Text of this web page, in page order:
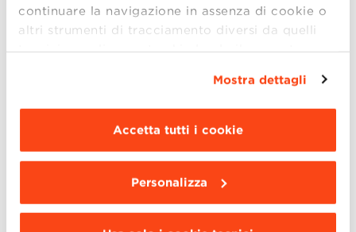
continuare la navigazione in assenza di cookie o
altri strumenti di tracciamento diversi da quelli
tecnici semplicemente chiudendo il presente
Dettagli ”. Per
modificare le impostazioni di navigazione e
scegliere le funzionalità, le terze parti e i cookie
Mostra dettagli
Accetta tutti i cookie
Personalizza
Marketing, Communication and New
Media
Human Resources & Organization
Data Science
Project Management
Saranno presenti i rispettivi
Direttori
Scientifici e il team di BBS. Avrai inoltre la